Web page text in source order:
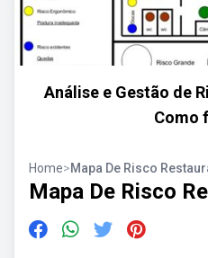
Análise e Gestão de
Como
Home>Mapa De Risco
Mapa De Risco